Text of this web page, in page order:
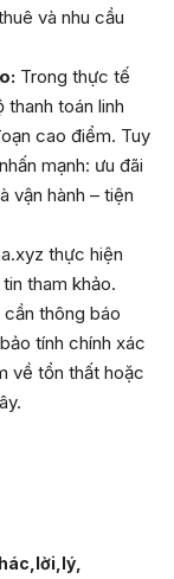
và nhu cầu
Trong thực tế
toán linh
cao điểm. Tuy
mạnh: ưu đãi
vận hành – tiện
thực hiện
tham khảo.
thông báo
tính chính xác
về tổn thất hoặc
lời lý